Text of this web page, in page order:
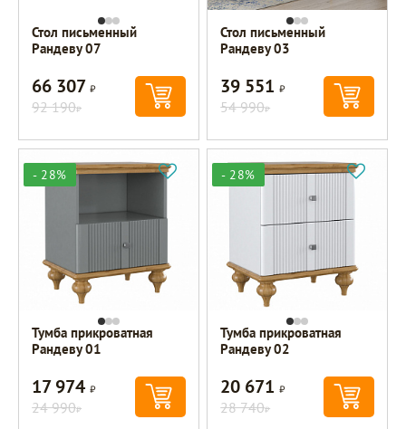
Стол письменный
Рандеву 07
66 307Р
92 190Р
Стол письменный
Рандеву 03
39 551Р
54 990Р
- 28%
Тумба прикроватная
Рандеву 01
17 974Р
24 990Р
- 28%
Тумба прикроватная
Рандеву 02
20 671Р
28 740Р